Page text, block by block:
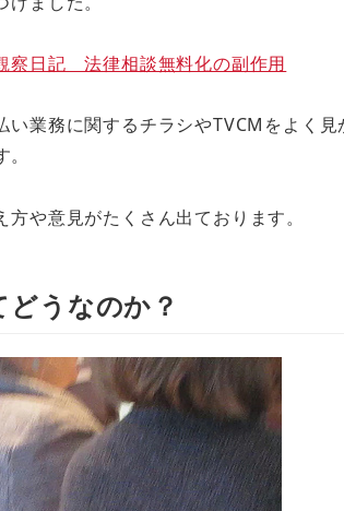
察日記 法律相談無料化の副作用
い業務に関するチラシやTVCMをよく
や意見がたくさん出ております。
うなのか？